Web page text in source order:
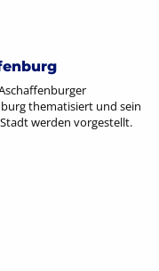
thematisiert und sein
werden vorgestellt.